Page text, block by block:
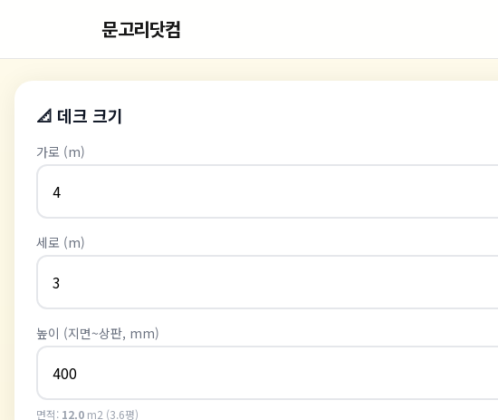
문고리닷컴
📐 데크 크기
가로 (m)
세로 (m)
높이 (지면~상판, mm)
면적: 12.0 m2 (3.6평)